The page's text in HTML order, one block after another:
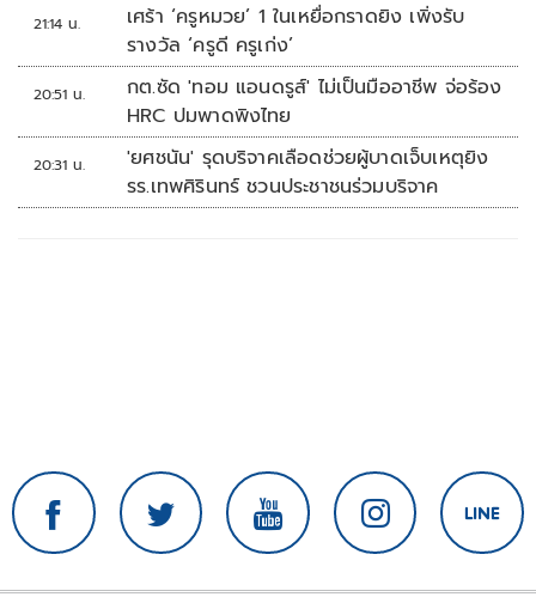
21:14 น.
เศร้า ‘ครูหมวย’ 1 ในเหยื่อกราดยิง เพิ่งรับ
รางวัล ‘ครูดี ครูเก่ง’
20:51 น.
กต.ซัด 'ทอม แอนดรูส์' ไม่เป็นมืออาชีพ จ่อร้อง
HRC ปมพาดพิงไทย
20:31 น.
'ยศชนัน' รุดบริจาคเลือดช่วยผู้บาดเจ็บเหตุยิง
รร.เทพศิรินทร์ ชวนประชาชนร่วมบริจาค